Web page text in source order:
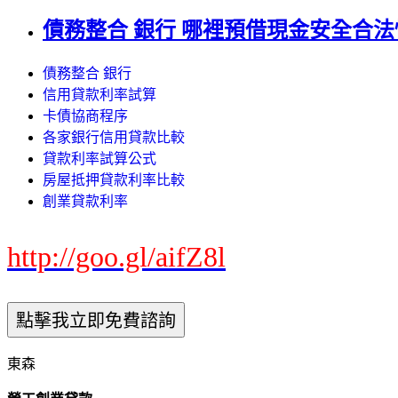
債務整合 銀行 哪裡預借現金安全合
債務整合 銀行
信用貸款利率試算
卡債協商程序
各家銀行信用貸款比較
貸款利率試算公式
房屋抵押貸款利率比較
創業貸款利率
http://goo.gl/aifZ8l
東森